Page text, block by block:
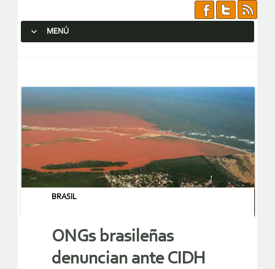
MENÚ
BRASIL
ONGs brasileñas
denuncian ante CIDH